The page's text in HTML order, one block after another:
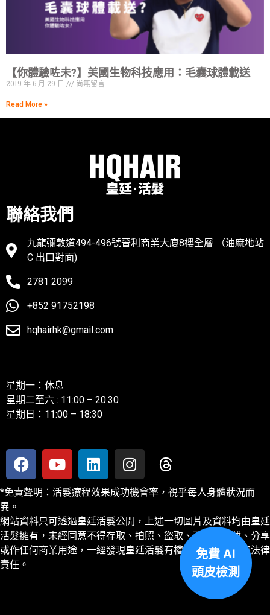
【你體驗咗未?】美國生物科技應用：毛囊球體載送
2019 年 6 月 29 日 尚無留言
Read More »
聯絡我們
九龍彌敦道494-496號晉利商業大廈8樓全層 （油麻地站
C 出口對面)
2781 2099
+852 91752198
hqhairhk@gmail.com
星期一：休息
星期二至六 : 11:00 – 20:30
星期日：11:00 – 18:30
*免責聲明：活髮療程效果成功機會率，視乎每人身體狀況而
異。
網站資料只可透過皇廷活髮公開，上述一切圖片及資料均由皇廷
活髮擁有，未經同意不得存取、拍照、盜取、下載、轉載、分享
或作任何商業用途，一經發現皇廷活髮有權追討及保留一切法律
責任。
免費 AI
頭皮檢測